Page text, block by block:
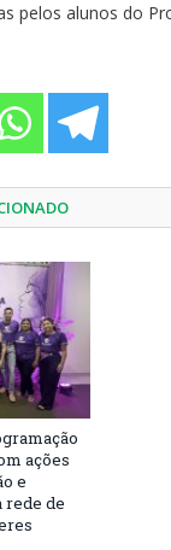
pelos alunos do
ações
e
rede de